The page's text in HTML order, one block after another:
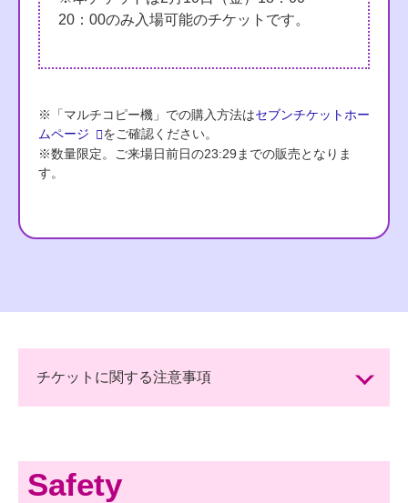
20：00のみ入場可能のチケットです。
※「マルチコピー機」での購入方法はセブンチケットホー
ムページ
をご確認ください。
※数量限定。ご来場日前日の23:29までの販売となりま
す。
チケットに関する注意事項
Safety